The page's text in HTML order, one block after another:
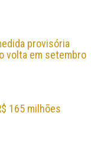
provisória
volta em setembro
165 milhões